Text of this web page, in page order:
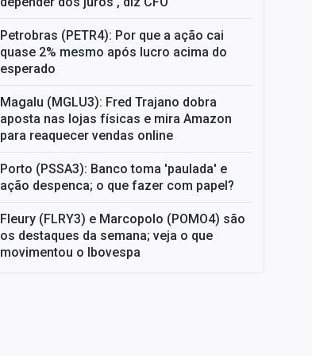
Petrobras (PETR4): Por que a ação cai
quase 2% mesmo após lucro acima do
esperado
Magalu (MGLU3): Fred Trajano dobra
aposta nas lojas físicas e mira Amazon
para reaquecer vendas online
Porto (PSSA3): Banco toma 'paulada' e
ação despenca; o que fazer com papel?
Fleury (FLRY3) e Marcopolo (POMO4) são
os destaques da semana; veja o que
movimentou o Ibovespa